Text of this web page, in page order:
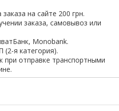
на сайте 200 грн.
заказа, самовывоз или
Monobank.
(2-я категория).
отправке транспортными